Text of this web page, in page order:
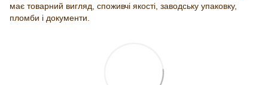
має товарний вигляд, споживчі якості, заводську упаковку,
пломби і документи.